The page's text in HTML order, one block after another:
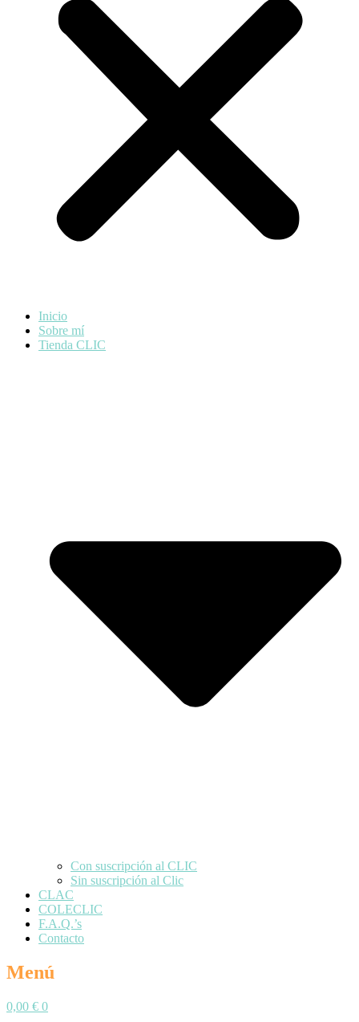
Inicio
Sobre mí
Tienda CLIC
Con suscripción al CLIC
Sin suscripción al Clic
CLAC
COLECLIC
F.A.Q.’s
Contacto
Menú
0,00 € 0